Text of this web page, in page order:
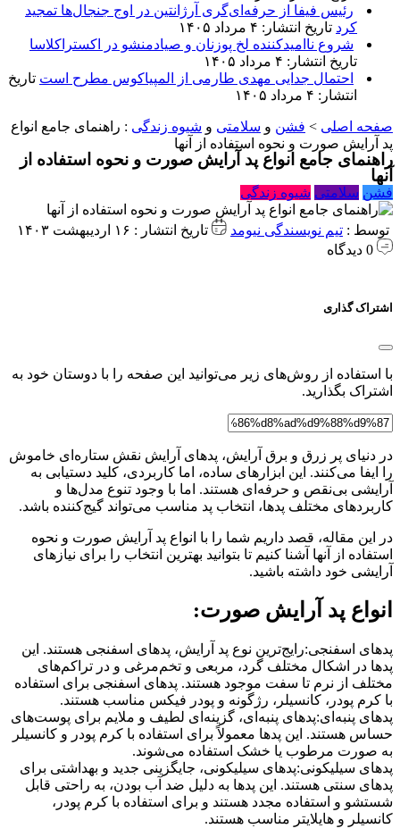
رئیس فیفا از حرفه‌ای‌گری آرژانتین در اوج جنجال‌ها تمجید
کرد تاریخ انتشار: ۴ مرداد ۱۴۰۵
شروع ناامیدکننده لخ پوزنان و صیادمنشو در اکستراکلاسا
تاریخ انتشار: ۴ مرداد ۱۴۰۵
احتمال جدایی مهدی طارمی از المپیاکوس مطرح است تاریخ
انتشار: ۴ مرداد ۱۴۰۵
صفحه اصلی > فشن و سلامتی و شیوه زندگی : راهنمای جامع انواع
پد آرایش صورت و نحوه استفاده از آنها
راهنمای جامع انواع پد آرایش صورت و نحوه استفاده از
آنها
فشن سلامتی شیوه زندگی
توسط : تیم نویسندگی نیومد
تاریخ انتشار : ۱۶ اردیبهشت ۱۴۰۳
اشتراک گذاری
با استفاده از روش‌های زیر می‌توانید این صفحه را با دوستان خود به
اشتراک بگذارید.
در دنیای پر زرق و برق آرایش، پدهای آرایش نقش ستاره‌ای خاموش
را ایفا می‌کنند. این ابزارهای ساده، اما کاربردی، کلید دستیابی به
آرایشی بی‌نقص و حرفه‌ای هستند. اما با وجود تنوع مدل‌ها و
کاربردهای مختلف پدها، انتخاب پد مناسب می‌تواند گیج‌کننده باشد.
در این مقاله، قصد داریم شما را با انواع پد آرایش صورت و نحوه
استفاده از آنها آشنا کنیم تا بتوانید بهترین انتخاب را برای نیازهای
آرایشی خود داشته باشید.
انواع پد آرایش صورت:
پدهای اسفنجی:رایج‌ترین نوع پد آرایش، پدهای اسفنجی هستند. این
پدها در اشکال مختلف گرد، مربعی و تخم‌مرغی و در تراکم‌های
مختلف از نرم تا سفت موجود هستند. پدهای اسفنجی برای استفاده
با کرم پودر، کانسیلر، رژگونه و پودر فیکس مناسب هستند.
پدهای پنبه‌ای:پدهای پنبه‌ای، گزینه‌ای لطیف و ملایم برای پوست‌های
حساس هستند. این پدها معمولاً برای استفاده با کرم پودر و کانسیلر
به صورت مرطوب یا خشک استفاده می‌شوند.
پدهای سیلیکونی:پدهای سیلیکونی، جایگزینی جدید و بهداشتی برای
پدهای سنتی هستند. این پدها به دلیل ضد آب بودن، به راحتی قابل
شستشو و استفاده مجدد هستند و برای استفاده با کرم پودر،
کانسیلر و هایلایتر مناسب هستند.